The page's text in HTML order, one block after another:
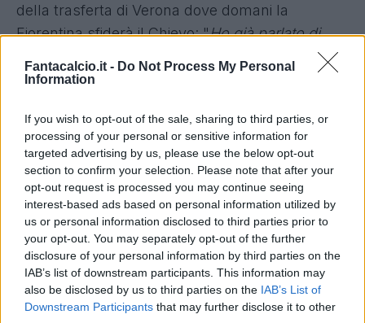
Fantacalcio.it - Do Not Process My Personal
Information
If you wish to opt-out of the sale, sharing to third parties, or
processing of your personal or sensitive information for
targeted advertising by us, please use the below opt-out
section to confirm your selection. Please note that after your
opt-out request is processed you may continue seeing
interest-based ads based on personal information utilized by
us or personal information disclosed to third parties prior to
your opt-out. You may separately opt-out of the further
disclosure of your personal information by third parties on the
IAB’s list of downstream participants. This information may
also be disclosed by us to third parties on the IAB’s List of
Downstream Participants that may further disclose it to other
della trasferta di Verona dove domani la
Fiorentina sfiderà il Chievo: "Ho già parlato di
sempre dimostrato grande concentrazione, ho
come lui.
Sanchezdifensore è una soluzione che
proviamo da diverso tempo, lavoriamo per
consolidare queste scelte e nulla viene per caso.
Sono scelte che già ho fatto nel corso di questa
stagione, alternative che possono aiutarci.
Zarateal Watford? Dovete parlare col Direttore.
Babacarè un giocatore che sta crescendo a tutti
i livelli.